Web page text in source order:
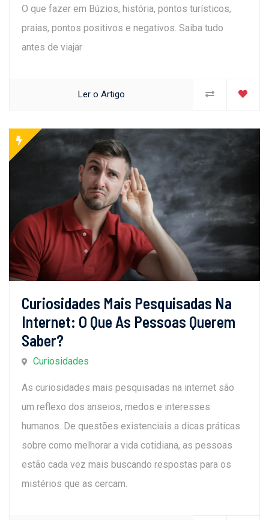
O que fazer em Búzios, história, pontos turísticos,
praias, pontos positivos e negativos. Saiba tudo
antes de viajar
Ler o Artigo
Curiosidades Mais Pesquisadas Na
Internet: O Que As Pessoas Querem
Saber?
Curiosidades
As curiosidades mais pesquisadas na internet são
um reflexo dos anseios, medos e interesses
humanos. De questões existenciais a dicas práticas
sobre como melhorar a vida cotidiana, as pessoas
estão cada vez mais buscando respostas para os
mistérios que as cercam.